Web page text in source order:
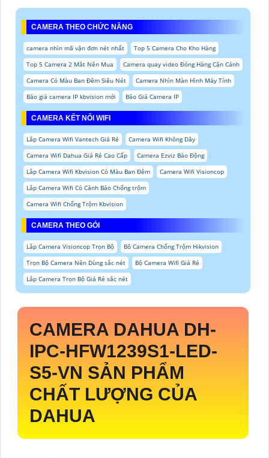
CAMERA THEO CHỨC NĂNG
camera nhìn mã vận đơn nét nhất
Top 5 Camera Cho Kho Hàng
Top 5 Camera 2 Mắt Nên Mua
Camera quay video Đóng Hàng Cận Cảnh
Camera Có Màu Ban Đêm Siêu Nét
Camera Nhìn Màn Hình Máy Tính
Báo giá camera IP kbvision mới
Báo Giá Camera IP
CAMERA KẾT NỐI WIFI
Lắp Camera Wifi Vantech Giá Rẻ
Camera Wifi Không Dây
Camera Wifi Dahua Giá Rẻ Cao Cấp
Camera Ezviz Báo Động
Lắp Camera Wifi Kbvision Có Màu Ban Đêm
Camera Wifi Visioncop
Lắp Camera Wifi Có Cảnh Báo Chống trộm
Camera Wifi Chống Trộm Kbvision
CAMERA THEO GÓI
Lắp Camera Visioncop Trọn Bộ
Bô Camera Chống Trộm Hikvision
Trọn Bộ Camera Nên Dùng sắc nét
Bộ Camera Wifi Giá Rẻ
Lắp Camera Trọn Bộ Giá Rẻ sắc nét
CAMERA DAHUA DH-
IPC-HFW1239S1-LED-
S5-VN SẢN PHẨM
CHẤT LƯỢNG CỦA
DAHUA